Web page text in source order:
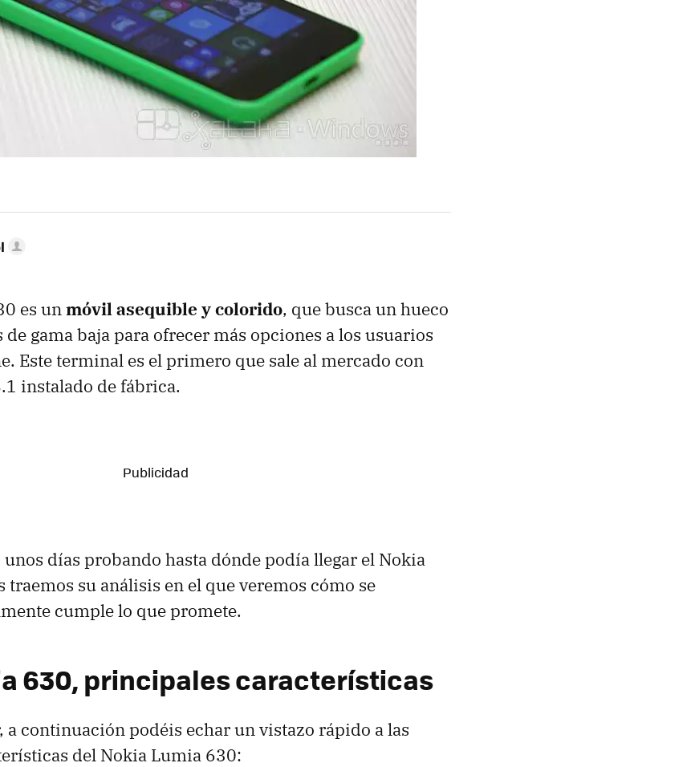
es unmóvil asequible y colorido, que busca un hueco
gama baja para ofrecer más opciones a los usuarios
Este terminal es el primero que sale al mercado con
instalado de fábrica.
días probando hasta dónde podía llegar el Nokia
traemos su análisis en el que veremos cómo se
cumple lo que promete.
630, principales características
a continuación podéis echar un vistazo rápido a las
del Nokia Lumia 630: